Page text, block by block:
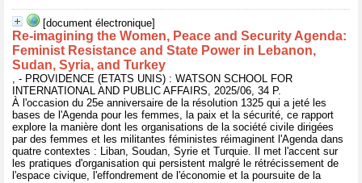
[document électronique]
Re-imagining the Women, Peace and Security Agenda:
Feminist Resistance and State Power in Lebanon,
Sudan, Syria, and Turkey
, - PROVIDENCE (ETATS UNIS) : WATSON SCHOOL FOR
INTERNATIONAL AND PUBLIC AFFAIRS, 2025/06, 34 P.
À l'occasion du 25e anniversaire de la résolution 1325 qui a jeté les
bases de l'Agenda pour les femmes, la paix et la sécurité, ce rapport
explore la manière dont les organisations de la société civile dirigées
par des femmes et les militantes féministes réimaginent l'Agenda dans
quatre contextes : Liban, Soudan, Syrie et Turquie. Il met l'accent sur
les pratiques d'organisation qui persistent malgré le rétrécissement de
l'espace civique, l'effondrement de l'économie et la poursuite de la